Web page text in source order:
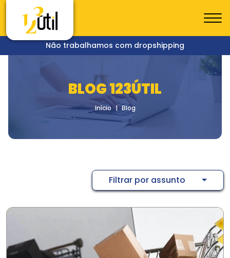
Não trabalhamos com dropshipping
BLOG 123ÚTIL
Início Blog
Filtrar por assunto